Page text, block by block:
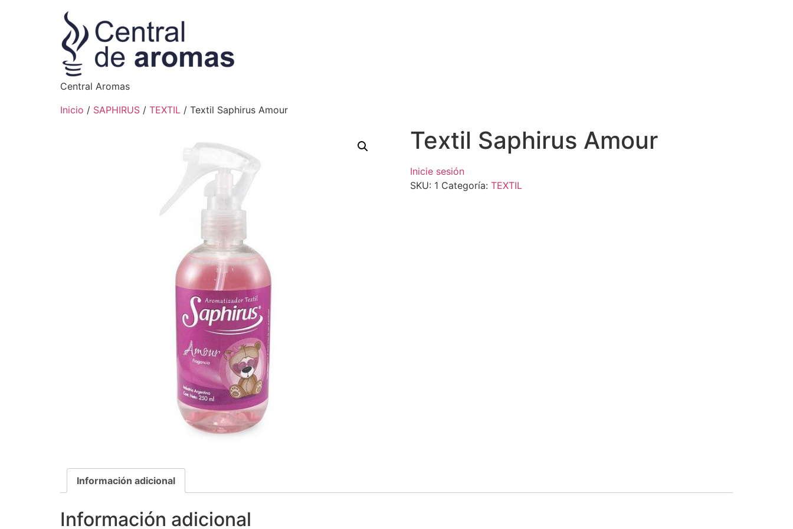
Central Aromas
Inicio / SAPHIRUS / TEXTIL / Textil Saphirus Amour
Textil Saphirus Amour
Inicie sesión
SKU: 1 Categoría: TEXTIL
Información adicional
Información adicional